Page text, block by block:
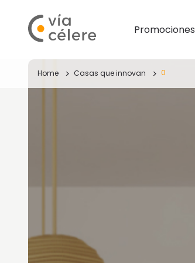
Promociones
Home Casas que innovan 0